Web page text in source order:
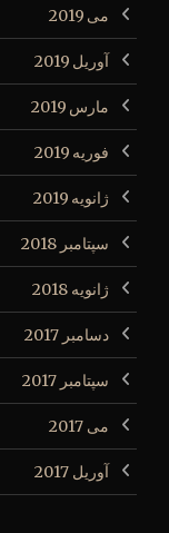
می 2019
آوریل 2019
مارس 2019
فوریه 2019
ژانویه 2019
سپتامبر 2018
ژانویه 2018
دسامبر 2017
سپتامبر 2017
می 2017
آوریل 2017